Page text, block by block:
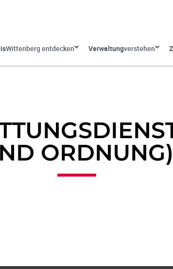
Wittenberg entdecken Verwaltungverstehen
ORDNUNG)